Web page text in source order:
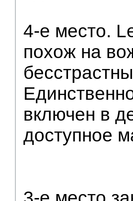
4-е место.
похож на
включен в
доступное